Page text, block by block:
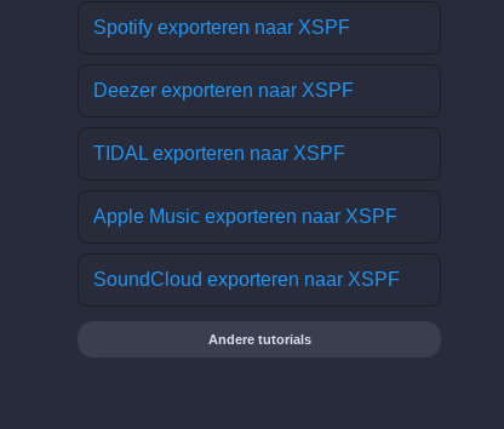
Spotify exporteren naar XSPF
Deezer exporteren naar XSPF
TIDAL exporteren naar XSPF
Apple Music exporteren naar XSPF
SoundCloud exporteren naar XSPF
Andere tutorials